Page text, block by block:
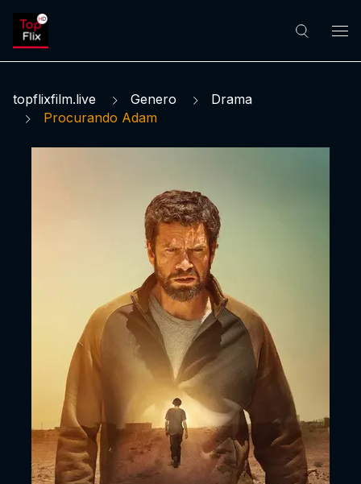
topflixfilm.live Genero
Drama
Procurando Adam